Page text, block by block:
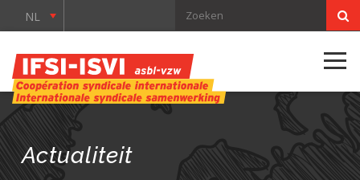
NL
Actualiteit